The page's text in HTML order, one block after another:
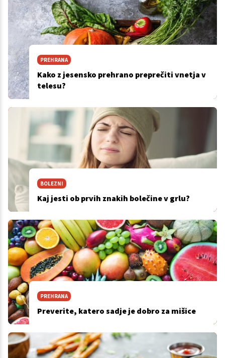
PREHRANA
Kako z jesensko prehrano preprečiti vnetja v
telesu?
BOLEZNI
Kaj jesti ob prvih znakih bolečine v grlu?
PREHRANA
Preverite, katero sadje je dobro za mišice